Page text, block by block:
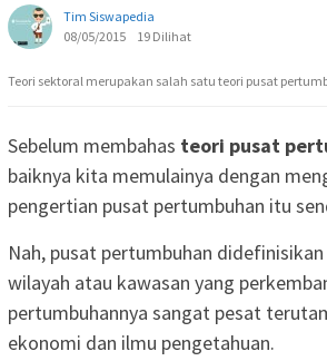
Tim Siswapedia
08/05/2015
19 Dilihat
Teori sektoral merupakan salah satu teori pusat
Sebelum membahas teori pusat
baiknya kita memulainya dengan
pengertian pusat pertumbuhan itu
Nah, pusat pertumbuhan
wilayah atau kawasan yang
pertumbuhannya sangat pesat
ekonomi dan ilmu pengetahuan.